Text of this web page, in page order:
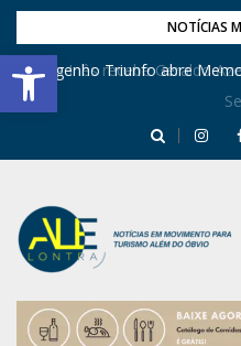
Barra de Ferramentas Aberta
NOTÍCIAS
Dona Inês recebe Geraldo
Engenho Triunfo abre